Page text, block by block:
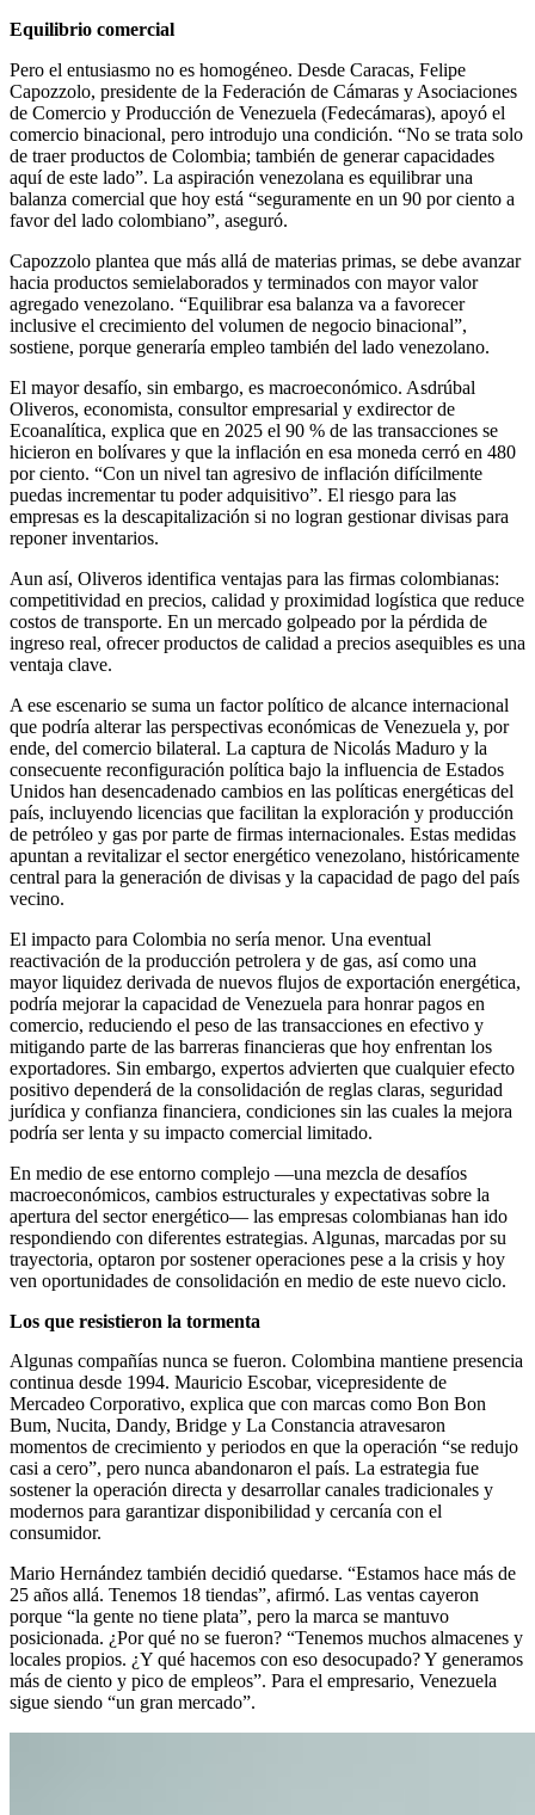
Equilibrio comercial
Pero el entusiasmo no es homogéneo. Desde Caracas, Felipe
Capozzolo, presidente de la Federación de Cámaras y Asociaciones
de Comercio y Producción de Venezuela (Fedecámaras), apoyó el
comercio binacional, pero introdujo una condición. “No se trata solo
de traer productos de Colombia; también de generar capacidades
aquí de este lado”. La aspiración venezolana es equilibrar una
balanza comercial que hoy está “seguramente en un 90 por ciento a
favor del lado colombiano”, aseguró.
Capozzolo plantea que más allá de materias primas, se debe avanzar
hacia productos semielaborados y terminados con mayor valor
agregado venezolano. “Equilibrar esa balanza va a favorecer
inclusive el crecimiento del volumen de negocio binacional”,
sostiene, porque generaría empleo también del lado venezolano.
El mayor desafío, sin embargo, es macroeconómico. Asdrúbal
Oliveros, economista, consultor empresarial y exdirector de
Ecoanalítica, explica que en 2025 el 90 % de las transacciones se
hicieron en bolívares y que la inflación en esa moneda cerró en 480
por ciento. “Con un nivel tan agresivo de inflación difícilmente
puedas incrementar tu poder adquisitivo”. El riesgo para las
empresas es la descapitalización si no logran gestionar divisas para
reponer inventarios.
Aun así, Oliveros identifica ventajas para las firmas colombianas:
competitividad en precios, calidad y proximidad logística que reduce
costos de transporte. En un mercado golpeado por la pérdida de
ingreso real, ofrecer productos de calidad a precios asequibles es una
ventaja clave.
A ese escenario se suma un factor político de alcance internacional
que podría alterar las perspectivas económicas de Venezuela y, por
ende, del comercio bilateral. La captura de Nicolás Maduro y la
consecuente reconfiguración política bajo la influencia de Estados
Unidos han desencadenado cambios en las políticas energéticas del
país, incluyendo licencias que facilitan la exploración y producción
de petróleo y gas por parte de firmas internacionales. Estas medidas
apuntan a revitalizar el sector energético venezolano, históricamente
central para la generación de divisas y la capacidad de pago del país
vecino.
El impacto para Colombia no sería menor. Una eventual
reactivación de la producción petrolera y de gas, así como una
mayor liquidez derivada de nuevos flujos de exportación energética,
podría mejorar la capacidad de Venezuela para honrar pagos en
comercio, reduciendo el peso de las transacciones en efectivo y
mitigando parte de las barreras financieras que hoy enfrentan los
exportadores. Sin embargo, expertos advierten que cualquier efecto
positivo dependerá de la consolidación de reglas claras, seguridad
jurídica y confianza financiera, condiciones sin las cuales la mejora
podría ser lenta y su impacto comercial limitado.
En medio de ese entorno complejo —una mezcla de desafíos
macroeconómicos, cambios estructurales y expectativas sobre la
apertura del sector energético— las empresas colombianas han ido
respondiendo con diferentes estrategias. Algunas, marcadas por su
trayectoria, optaron por sostener operaciones pese a la crisis y hoy
ven oportunidades de consolidación en medio de este nuevo ciclo.
Los que resistieron la tormenta
Algunas compañías nunca se fueron. Colombina mantiene presencia
continua desde 1994. Mauricio Escobar, vicepresidente de
Mercadeo Corporativo, explica que con marcas como Bon Bon
Bum, Nucita, Dandy, Bridge y La Constancia atravesaron
momentos de crecimiento y periodos en que la operación “se redujo
casi a cero”, pero nunca abandonaron el país. La estrategia fue
sostener la operación directa y desarrollar canales tradicionales y
modernos para garantizar disponibilidad y cercanía con el
consumidor.
Mario Hernández también decidió quedarse. “Estamos hace más de
25 años allá. Tenemos 18 tiendas”, afirmó. Las ventas cayeron
porque “la gente no tiene plata”, pero la marca se mantuvo
posicionada. ¿Por qué no se fueron? “Tenemos muchos almacenes y
locales propios. ¿Y qué hacemos con eso desocupado? Y generamos
más de ciento y pico de empleos”. Para el empresario, Venezuela
sigue siendo “un gran mercado”.